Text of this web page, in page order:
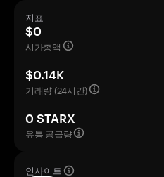
지표
$0
시가총액
$0.14K
거래량 (24시간)
0 STARX
유통 공급량
인사이트